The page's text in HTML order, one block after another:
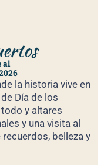
al
la historia vive en
Día de los
y altares
y una visita al
belleza y